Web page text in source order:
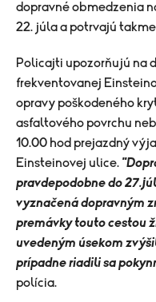
dopravné obmedzenia
22. júla a potrvajú
Policajti upozorňujú na
frekventovanej
opravy poškodeného
asfaltového povrchu
10.00 hod prejazdný
Einsteinovej ulice. "D
pravdepodobne do
vyznačená dopravným
premávky touto cestou
uvedeným úsekom
prípadne riadili sa
polícia.